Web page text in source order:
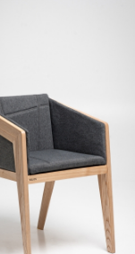
запросу